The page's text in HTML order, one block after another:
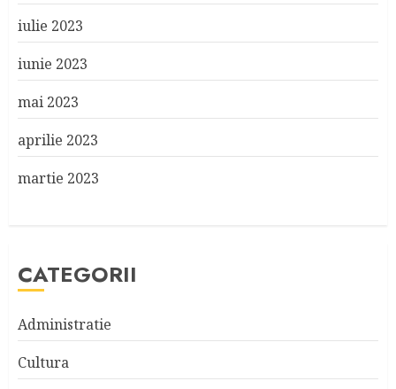
iulie 2023
iunie 2023
mai 2023
aprilie 2023
martie 2023
CATEGORII
Administratie
Cultura